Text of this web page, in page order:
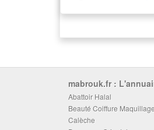
mabrouk.fr :
Abattoir Halal
Beauté Coiffure Maquillage
Calèche